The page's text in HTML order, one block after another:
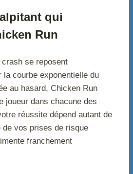
qui
Run
crash se reposent
la courbe exponentielle du
au hasard, Chicken Run
joueur dans chacune des
réussite dépend autant de
vos prises de risque
franchement